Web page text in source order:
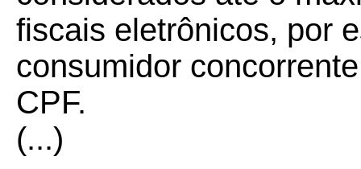
fiscais eletrônicos, por
consumidor
CPF.
(...)